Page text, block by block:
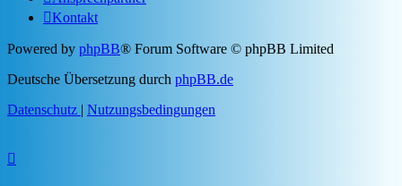
Kontakt
Powered by phpBB® Forum Software © phpBB Limited
Deutsche Übersetzung durch phpBB.de
Datenschutz | Nutzungsbedingungen